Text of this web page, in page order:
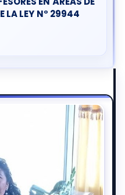
LA LEY N° 29944